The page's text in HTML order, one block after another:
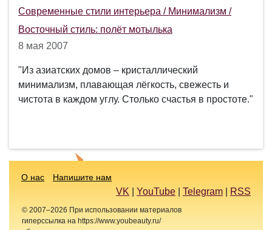
Современные стили интерьера / Минимализм /
Восточный стиль: полёт мотылька
8 мая 2007
"Из азиатских домов – кристаллический
минимализм, плавающая лёгкость, свежесть и
чистота в каждом углу. Столько счастья в простоте."
О нас Напишите нам
VK YouTube Telegram RSS
© 2007–2026 При использовании материалов
гиперссылка на https://www.youbeauty.ru/